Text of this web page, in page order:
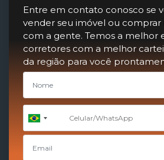
Entre em contato conosco se
vender seu imóvel ou comprar
com a gente. Temos a melhor
corretores com a melhor
da região para você
Brazil
+55